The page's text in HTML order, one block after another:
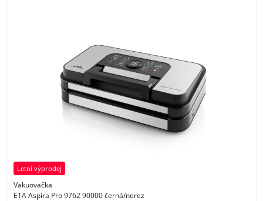
Letní výprodej
Vakuovačka
ETA Aspira Pro 9762 90000 černá/nerez